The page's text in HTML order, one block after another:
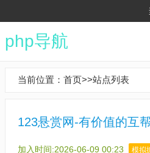
php导航
当前位置： 首页>>站点列表
123悬赏网-有价值的互
加入时间:2026-06-09 00:23 模拟